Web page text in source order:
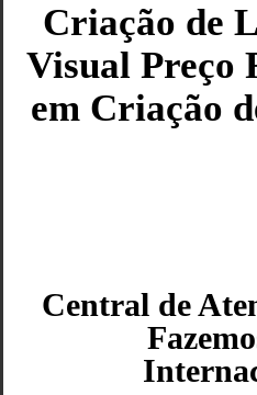
Criação de
Visual Preço
em Criação
Central de